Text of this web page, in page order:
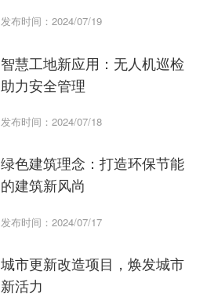
发布时间：2024/07/19
智慧工地新应用：无人机巡检
助力安全管理
发布时间：2024/07/18
绿色建筑理念：打造环保节能
的建筑新风尚
发布时间：2024/07/17
城市更新改造项目，焕发城市
新活力